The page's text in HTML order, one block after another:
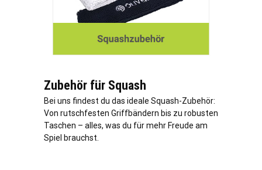
Zubehör für Squash
Bei uns findest du das ideale Squash-Zubehör:
Von rutschfesten Griffbändern bis zu robusten
Taschen – alles, was du für mehr Freude am
Spiel brauchst.